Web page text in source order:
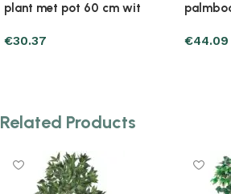
plant met pot 60 cm wit
€30.37 €44.09
Related Products